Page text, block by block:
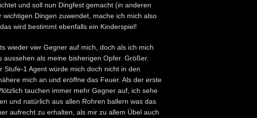
und soll nun Dingfest gemacht (in anderen
Dingen zuwendet, mache ich mich also
wird bestimmt ebenfalls ein Kinderspiel!
wieder vier Gegner auf mich, doch als ich mich
als meine bisherigen Opfer. Größer.
1 Agent würde mich doch nicht in den
mich an und eröffne das Feuer. Als der erste
tauchen immer mehr Gegner auf, ich sehe
und natürlich aus allen Rohren ballern was das
aufrecht zu erhalten, als mir zu allem Übel auch